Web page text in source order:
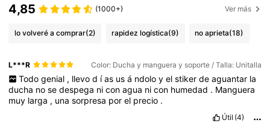
4,85 (1000+) Ver más
lo volveré a comprar(2) rapidez logística(9) no aprieta(18)
L***R Color: Ducha y manguera y soporte / Talla: Unitalla
Todo genial , llevo d ías us á ndolo y el stiker de aguantar la
ducha nosedespega niconagua nicon humedad . Manguera
muy larga , unasorpresa porel precio .
Útil (4)